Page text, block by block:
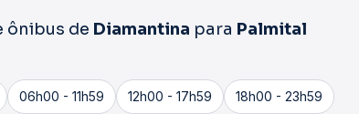
ônibus de Diamantina para Palmital
06h00 - 11h59 12h00 - 17h59 18h00 - 23h59